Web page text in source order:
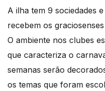
A ilha tem 9 sociedades
recebem os
O ambiente nos clubes
que caracteriza o
semanas serão
os temas que foram